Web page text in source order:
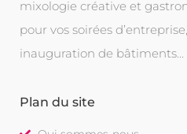
mixologie créative et
pour vos soirées
inauguration de bâtiments…
Plan du site